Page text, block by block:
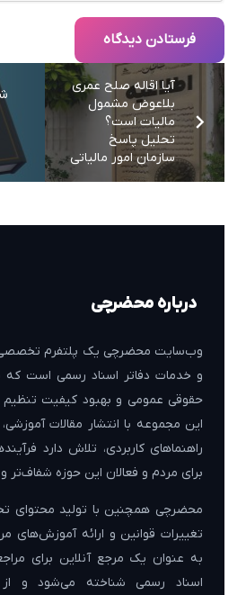
فرستادن دیدگاه
آیا اقاله صلح عمری
بلاعوض مشمول
مالیات است؟
تحلیل پاسخ
سازمان امور مالیاتی
درباره محضرچی
وب‌سایت محضرچی یک پلتفرم تخصصی
و خدمات دفاتر اسناد رسمی است که
حقوقی عمومی و بهبود کیفیت تنظیم
این مجموعه با انتشار مقالات
راهنماهای کاربردی، تلاش دارد
برای مردم و فعالان این حوزه شفاف‌تر
محضرچی همچنین با تولید محتوای
تغییرات قوانین و ارائه آموزش‌های
به عنوان یک مرجع آنلاین برای
اسناد رسمی شناخته می‌شود و